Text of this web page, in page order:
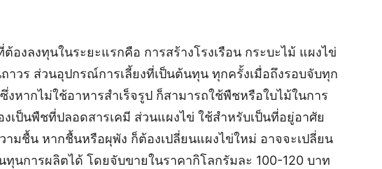
องลงทุนในระยะแรกคือ การสร้างโรงเรือน กระบะไม้ แผงไข่
าวร ส่วนอุปกรณ์การเลี้ยงที่เป็นต้นทุน ทุกครั้งเมื่อถึงรอบจับทุก
งหากไม่ใช้อาหารสำเร็จรูป ก็สามารถใช้พืชหรือใบไม้ในการ
เป็นพืชที่ปลอดสารเคมี ส่วนแผงไข่ ใช้สำหรับเป็นที่อยู่อาศัย
ามชื้น หากชื้นหรือผุพัง ก็ต้องเปลี่ยนแผงไข่ใหม่ อาจจะเปลี่ยน
ทุนการผลิตได้ โดยจับขายในราคากิโลกรัมละ 100-120 บาท